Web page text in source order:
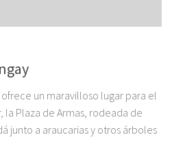
un maravilloso lugar para el
la Plaza de Armas, rodeada de
junto a araucarias y otros árboles